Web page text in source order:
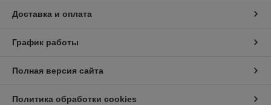
Доставка и оплата
График работы
Полная версия сайта
Политика обработки cookies